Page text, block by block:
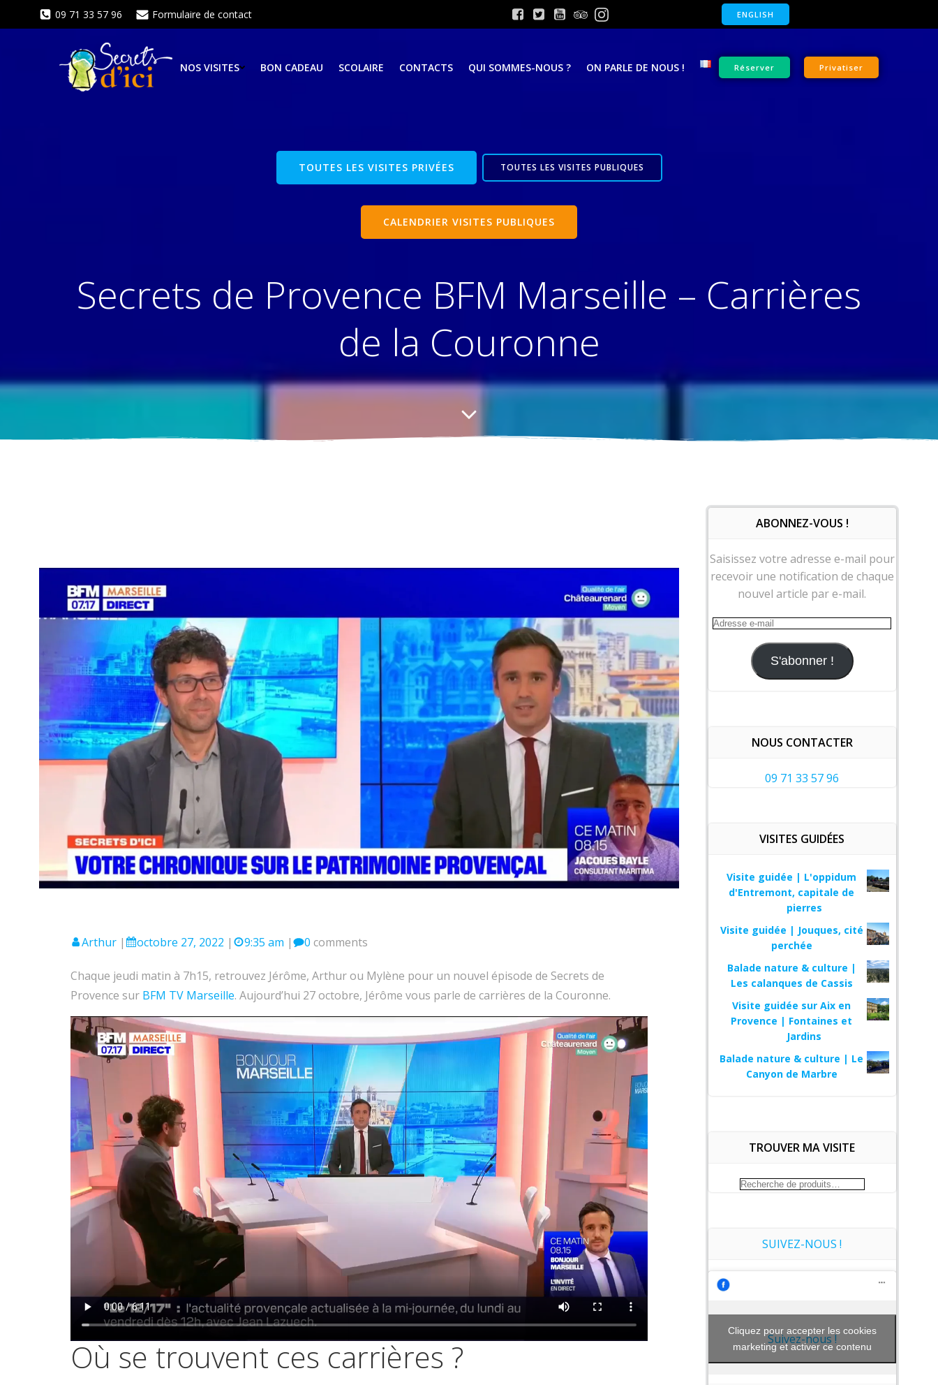
09 71 33 57 96 Formulaire de contact ENGLISH
NOS VISITES BON CADEAU SCOLAIRE CONTACTS QUI SOMMES-NOUS ? ON PARLE DE NOUS ! Réserver Privatiser
TOUTES LES VISITES PRIVÉES TOUTES LES VISITES PUBLIQUES
CALENDRIER VISITES PUBLIQUES
Secrets de Provence BFM Marseille – Carrières
de la Couronne
Arthur | octobre 27, 2022 | 9:35 am | 0 comments
Chaque jeudi matin à 7h15, retrouvez Jérôme, Arthur ou Mylène pour un nouvel épisode de Secrets de
Provence sur BFM TV Marseille. Aujourd’hui 27 octobre, Jérôme vous parle de carrières de la Couronne.
Où se trouvent ces carrières ?
ABONNEZ-VOUS !
Saisissez votre adresse e-mail pour
recevoir une notification de chaque
nouvel article par e-mail.
Adresse
S'abonner !
NOUS CONTACTER
09 71 33 57 96
VISITES GUIDÉES
Visite guidée | L'oppidum
d'Entremont, capitale de
pierres
Visite guidée | Jouques, cité
perchée
Balade nature & culture |
Les calanques de Cassis
Visite guidée sur Aix en
Provence | Fontaines et
Jardins
Balade nature & culture | Le
Canyon de Marbre
TROUVER MA VISITE
Recherche
SUIVEZ-NOUS !
Suivez-nous !
Cliquez pour accepter les cookies
marketing et activer ce contenu